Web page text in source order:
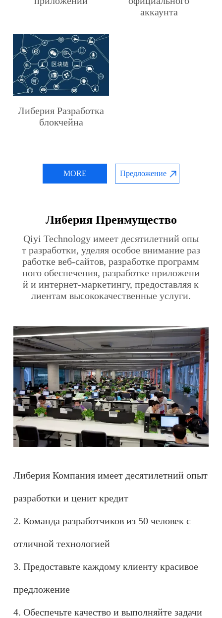
аккаунта
Либерия Разработка
блокчейна
MORE Предложение
Либерия Преимущество
Qiyi Technology имеет десятилетний опы
т разработки, уделяя особое внимание раз
работке веб-сайтов, разработке программ
ного обеспечения, разработке приложени
й и интернет-маркетингу, предоставляя к
лиентам высококачественные услуги.
Либерия Компания имеет десятилетний опыт
разработки и ценит кредит
2. Команда разработчиков из 50 человек с
отличной технологией
3. Предоставьте каждому клиенту красивое
предложение
4. Обеспечьте качество и выполняйте задачи